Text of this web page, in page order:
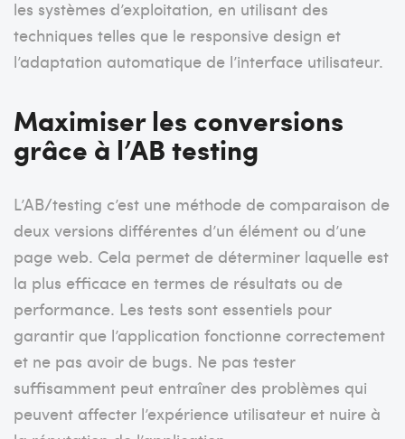
les systèmes d’exploitation, en utilisant des
techniques telles que le responsive design et
l’adaptation automatique de l’interface utilisateur.
Maximiser les conversions
grâce à l’AB testing
L’AB/testing c’est une méthode de comparaison de
deux versions différentes d’un élément ou d’une
page web. Cela permet de déterminer laquelle est
la plus efficace en termes de résultats ou de
performance. Les tests sont essentiels pour
garantir que l’application fonctionne correctement
et ne pas avoir de bugs. Ne pas tester
suffisamment peut entraîner des problèmes qui
peuvent affecter l’expérience utilisateur et nuire à